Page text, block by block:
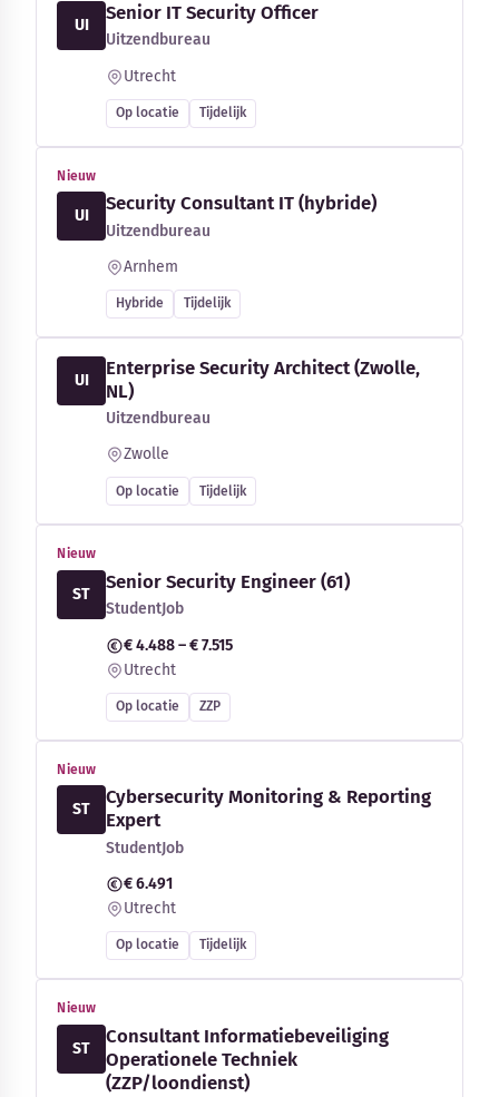
UI
Senior IT Security Officer
Uitzendbureau
Utrecht
Op locatie Tijdelijk
Nieuw
UI
Security Consultant IT (hybride)
Uitzendbureau
Arnhem
Hybride Tijdelijk
UI
Enterprise Security Architect (Zwolle,
NL)
Uitzendbureau
Zwolle
Op locatie Tijdelijk
Nieuw
ST
Senior Security Engineer (61)
StudentJob
€ 4.488 – € 7.515
Utrecht
Op locatie ZZP
Nieuw
ST
Cybersecurity Monitoring & Reporting
Expert
StudentJob
€ 6.491
Utrecht
Op locatie Tijdelijk
Nieuw
ST
Consultant Informatiebeveiliging
Operationele Techniek
(ZZP/loondienst)